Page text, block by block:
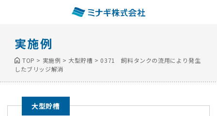
実施例
TOP > 実施例 > 大型貯槽 > 0371 飼料タンクの流用により発生
したブリッジ解消
大型貯槽